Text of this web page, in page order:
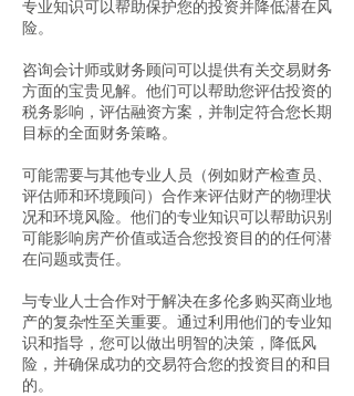
专业知识可以帮助保护您的投资并降低潜在风
险。
咨询会计师或财务顾问可以提供有关交易财务
方面的宝贵见解。他们可以帮助您评估投资的
税务影响，评估融资方案，并制定符合您长期
目标的全面财务策略。
可能需要与其他专业人员（例如财产检查员、
评估师和环境顾问）合作来评估财产的物理状
况和环境风险。他们的专业知识可以帮助识别
可能影响房产价值或适合您投资目的的任何潜
在问题或责任。
与专业人士合作对于解决在多伦多购买商业地
产的复杂性至关重要。通过利用他们的专业知
识和指导，您可以做出明智的决策，降低风
险，并确保成功的交易符合您的投资目的和目
的。